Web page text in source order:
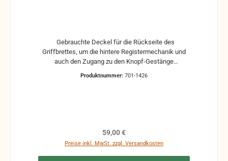
Griffbrettes, um die hintere Registermechanik und
auch den Zugang zu den Knopf-Gestänge
Produktnummer: 701-1426
Regulärer Preis:
59,00 €
Preise inkl. MwSt. zzgl. Versandkosten